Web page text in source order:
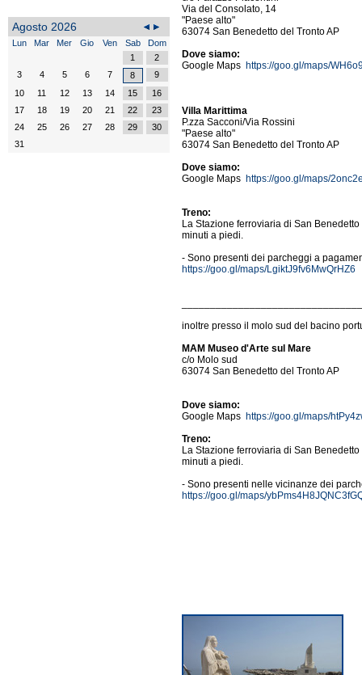
Agosto 2026
Lun Mar Mer Gio Ven Sab
Dom
1
2
3
4 5 6 7 8
9
10
11 12 13 14 15
16
17
18 19 20 21 22
23
24
25 26 27 28 29
30
31
Via del Consolato, 14
"Paese alto"
63074 San Benedetto del Tronto AP
Dove siamo:
Google Maps https://goo.gl/maps/
Villa Marittima
P.zza Sacconi/Via Rossini
"Paese alto"
63074 San Benedetto del Tronto AP
Dove siamo:
Google Maps https://goo.gl/maps/
Treno:
La Stazione ferroviaria di San
minuti a piedi.
- Sono presenti dei parcheggi a
https://goo.gl/maps/LgiktJ9fv6MwQrHZ6
inoltre presso il molo sud del bacino
MAM Museo d'Arte sul Mare
c/o Molo sud
63074 San Benedetto del Tronto AP
Dove siamo:
Google Maps https://goo.gl/maps/
Treno:
La Stazione ferroviaria di San
minuti a piedi.
- Sono presenti nelle vicinanze dei
https://goo.gl/maps/